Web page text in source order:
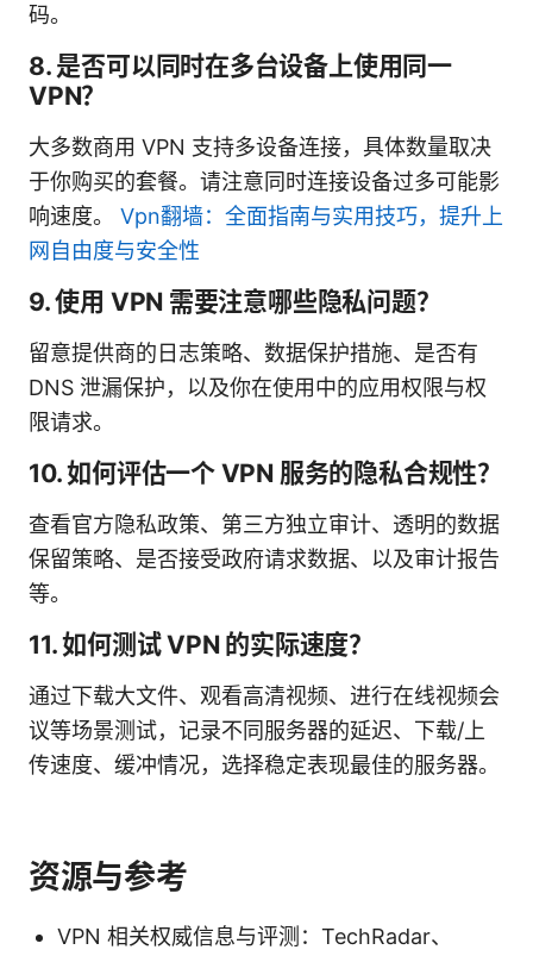
码。
8. 是否可以同时在多台设备上使用同一
VPN？
大多数商用 VPN 支持多设备连接，具体数量取决
于你购买的套餐。请注意同时连接设备过多可能影
响速度。 Vpn翻墙：全面指南与实用技巧，提升上
网自由度与安全性
9. 使用 VPN 需要注意哪些隐私问题？
留意提供商的日志策略、数据保护措施、是否有
DNS 泄漏保护，以及你在使用中的应用权限与权
限请求。
10. 如何评估一个 VPN 服务的隐私合规性？
查看官方隐私政策、第三方独立审计、透明的数据
保留策略、是否接受政府请求数据、以及审计报告
等。
11. 如何测试 VPN 的实际速度？
通过下载大文件、观看高清视频、进行在线视频会
议等场景测试，记录不同服务器的延迟、下载/上
传速度、缓冲情况，选择稳定表现最佳的服务器。
资源与参考
VPN 相关权威信息与评测：TechRadar、